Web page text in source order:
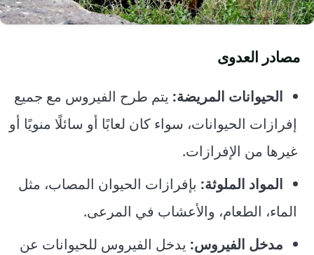
مصادر العدوى
الحيوانات المريضة: يتم طرح الفيروس مع جميع
إفرازات الحيوانات، سواء كان لعابًا أو سائلًا منويًا أو
غيرها من الإفرازات.
المواد الملوثة: بإفرازات الحيوان المصاب، مثل
الماء، الطعام، والأعشاب في المرعى.
مدخل الفيروس: يدخل الفيروس للحيوانات عن